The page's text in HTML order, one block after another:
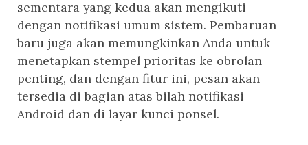
sementara yang kedua akan mengikuti
dengan notifikasi umum sistem. Pembaruan
baru juga akan memungkinkan Anda untuk
menetapkan stempel prioritas ke obrolan
penting, dan dengan fitur ini, pesan akan
tersedia di bagian atas bilah notifikasi
Android dan di layar kunci ponsel.